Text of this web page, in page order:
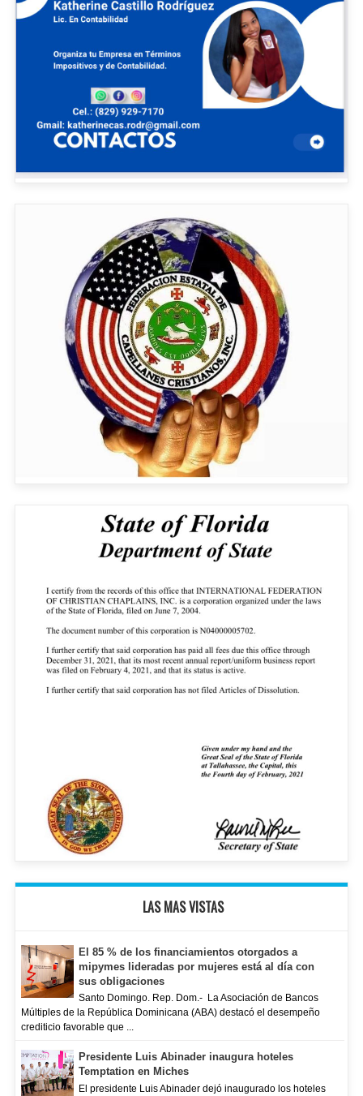
LAS MAS VISTAS
El 85 % de los financiamientos otorgados a
mipymes lideradas por mujeres está al día con
sus obligaciones
Santo Domingo. Rep. Dom.- La Asociación de Bancos
Múltiples de la República Dominicana (ABA) destacó el desempeño
crediticio favorable que ...
Presidente Luis Abinader inaugura hoteles
Temptation en Miches
El presidente Luis Abinader dejó inaugurado los hoteles